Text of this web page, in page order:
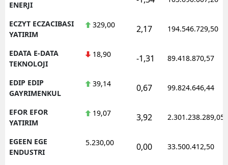
ENERJI
ECZYT ECZACIBASI
YATIRIM
329,00 2,17 194.546.729,50
EDATA E-DATA
TEKNOLOJI
18,90 -1,31 89.418.870,57
EDIP EDIP
GAYRIMENKUL
39,14 0,67 99.824.646,44
EFOR EFOR
YATIRIM
19,07 3,92 2.301.238.289,05
EGEEN EGE
ENDUSTRI
5.230,00 0,00 33.500.412,50